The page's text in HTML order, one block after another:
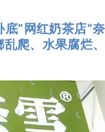
”网红奶茶店“奈
爬、水果腐烂、